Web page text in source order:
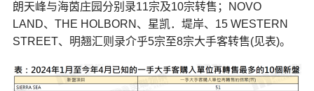
朗天峰与海茵庄园分别录11宗及10宗转售；NOVO
LAND、THE HOLBORN、星凯．堤岸、15 WESTERN
STREET、明翘汇则录介乎5宗至8宗大手客转售(见表)。